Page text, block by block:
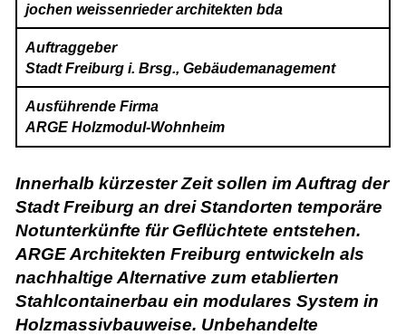
jochen weissenrieder architekten bda
Auftraggeber
Stadt Freiburg i. Brsg., Gebäudemanagement
Ausführende Firma
ARGE Holzmodul-Wohnheim
Innerhalb kürzester Zeit sollen im Auftrag der
Stadt Freiburg an drei Standorten temporäre
Notunterkünfte für Geflüchtete entstehen.
ARGE Architekten Freiburg entwickeln als
nachhaltige Alternative zum etablierten
Stahlcontainerbau ein modulares System in
Holzmassivbauweise. Unbehandelte